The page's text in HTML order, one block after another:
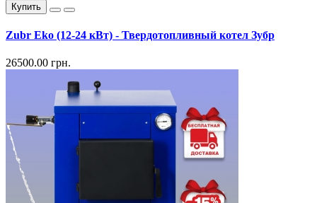
Купить
Zubr Eko (12-24 кВт) - Твердотопливный котел Зубр
26500.00 грн.